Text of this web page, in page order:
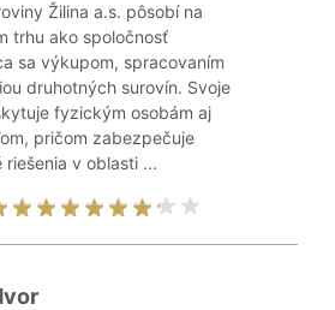
Žilina a.s. pôsobí na
trhu ako spoločnosť
sa výkupom, spracovaním
druhotných surovín. Svoje
fyzickým osobám aj
pričom zabezpečuje
riešenia v oblasti ...